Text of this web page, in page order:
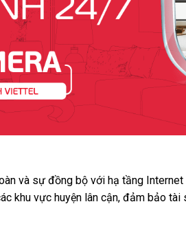
và sự đồng bộ với hạ tầng
khu vực huyện lân cận, đảm bảo